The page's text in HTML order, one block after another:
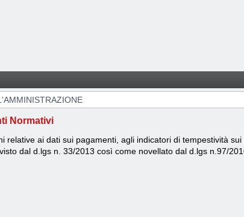
Normativi
relative ai dati sui pagamenti, agli indicatori di tempestività
dal d.lgs n. 33/2013 così come novellato dal d.lgs n.97/